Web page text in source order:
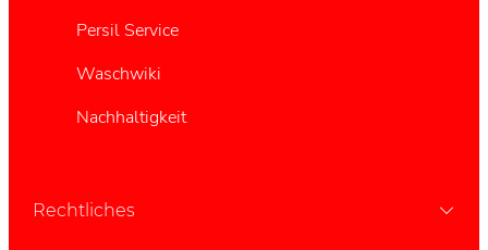
Persil Service
Waschwiki
Nachhaltigkeit
Rechtliches